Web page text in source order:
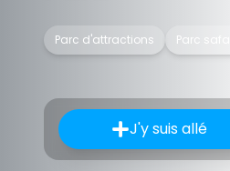
Parc d'attractions Parc safari
J'y suis allé